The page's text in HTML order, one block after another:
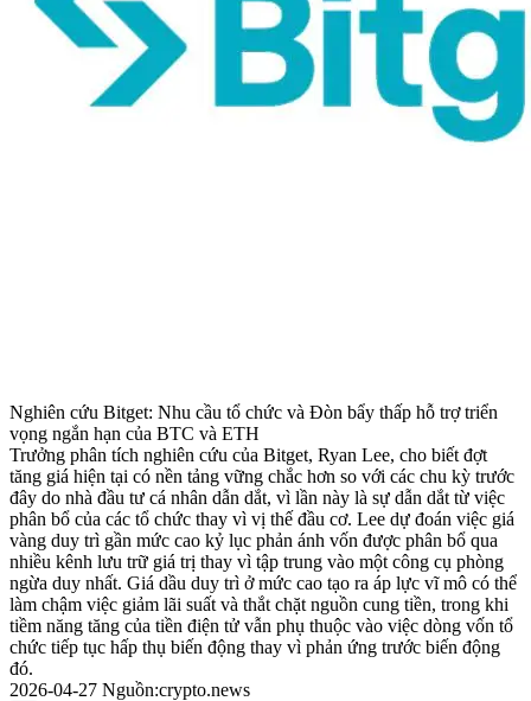
Nghiên cứu Bitget: Nhu cầu tổ chức và Đòn bẩy thấp hỗ trợ triển
vọng ngắn hạn của BTC và ETH
Trưởng phân tích nghiên cứu của Bitget, Ryan Lee, cho biết đợt
tăng giá hiện tại có nền tảng vững chắc hơn so với các chu kỳ trước
đây do nhà đầu tư cá nhân dẫn dắt, vì lần này là sự dẫn dắt từ việc
phân bổ của các tổ chức thay vì vị thế đầu cơ. Lee dự đoán việc giá
vàng duy trì gần mức cao kỷ lục phản ánh vốn được phân bổ qua
nhiều kênh lưu trữ giá trị thay vì tập trung vào một công cụ phòng
ngừa duy nhất. Giá dầu duy trì ở mức cao tạo ra áp lực vĩ mô có thể
làm chậm việc giảm lãi suất và thắt chặt nguồn cung tiền, trong khi
tiềm năng tăng của tiền điện tử vẫn phụ thuộc vào việc dòng vốn tổ
chức tiếp tục hấp thụ biến động thay vì phản ứng trước biến động
đó.
2026-04-27 Nguồn:crypto.news